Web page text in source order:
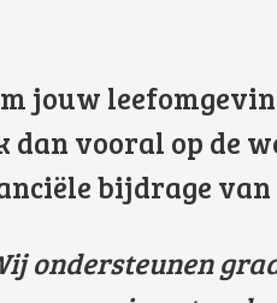
jouw
vooral op de
bijdrage
ondersteunen